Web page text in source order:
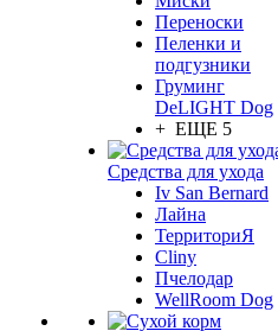
Переноски
Пеленки и
подгузники
Груминг
DeLIGHT Dog
+ ЕЩЕ 5
Средства для ухода
Iv San Bernard
Лайна
ТерриториЯ
Cliny
Пчелодар
WellRoom Dog